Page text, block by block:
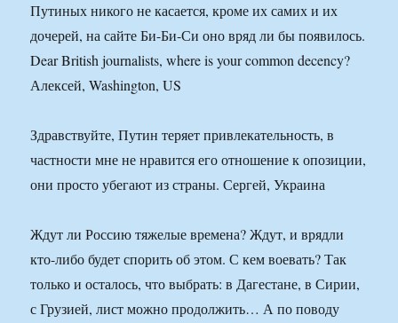
Путиных никого не касается, кроме их самих и их
дочерей, на сайте Би-Би-Си оно вряд ли бы появилось.
Dear British journalists, where is your common decency?
Алексей, Washington, US
Здравствуйте, Путин теряет привлекательность, в
частности мне не нравится его отношение к опозиции,
они просто убегают из страны. Сергей, Украина
Ждут ли Россию тяжелые времена? Ждут, и врядли
кто-либо будет спорить об этом. С кем воевать? Так
только и осталось, что выбрать: в Дагестане, в Сирии,
с Грузией, лист можно продолжить… А по поводу